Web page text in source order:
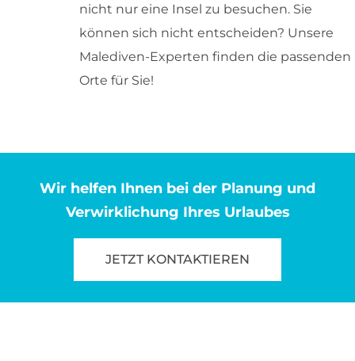
nicht nur eine Insel zu besuchen. Sie
können sich nicht entscheiden? Unsere
Malediven-Experten finden die passenden
Orte für Sie!
Wir helfen Ihnen bei der Planung und
Verwirklichung Ihres Urlaubes
JETZT KONTAKTIEREN